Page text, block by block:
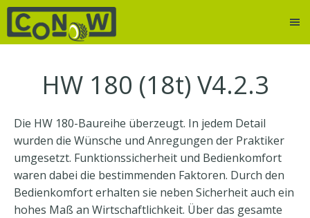
HW 180 (18t) V4.2.3
Die HW 180-Baureihe überzeugt. In jedem Detail
wurden die Wünsche und Anregungen der Praktiker
umgesetzt. Funktionssicherheit und Bedienkomfort
waren dabei die bestimmenden Faktoren. Durch den
Bedienkomfort erhalten sie neben Sicherheit auch ein
hohes Maß an Wirtschaftlichkeit. Über das gesamte